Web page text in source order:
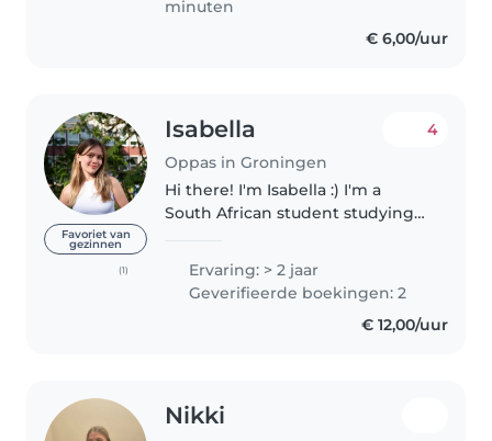
Engels..
minuten
€ 6,00/uur
Favoriet van
gezinnen
(1)
Isabella
Oppas in Groningen
4
Hi there! I'm Isabella :) I'm a
South African student studying
living here in the city for almost
three years now and I absolutely
Ervaring: > 2 jaar
Geverifieerde boekingen: 2
€ 12,00/uur
Nikki